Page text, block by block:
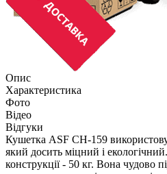
Опис
Характеристика
Фото
Відео
Відгуки
Кушетка ASF CH-159
який досить міцний і
конструкції - 50 кг. Вона чудово